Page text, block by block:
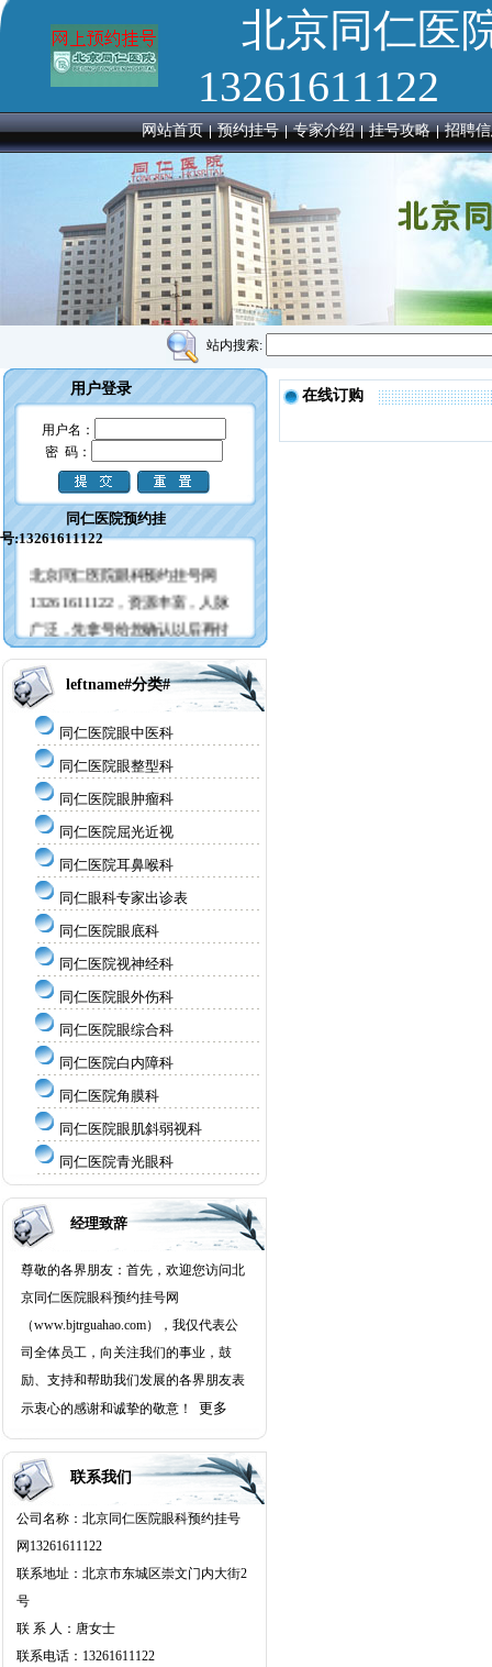
北京同仁医
13261611122
网站首页 预约挂号 专家介绍 挂号攻略 招聘
站内搜索:
用户登录
用户名：
密 码：
同仁医院预约挂
号:13261611122
北京同仁医院眼科预约挂号网
13261611122，资源丰富，人脉
广泛，先拿号给您确认以后再付
服务费， 所以请您对我们百分百
的放心!leftname#分类#
同仁医院眼中医科
同仁医院眼整型科
同仁医院眼肿瘤科
同仁医院屈光近视
同仁医院耳鼻喉科
同仁眼科专家出诊表
同仁医院眼底科
同仁医院视神经科
同仁医院眼外伤科
同仁医院眼综合科
同仁医院白内障科
同仁医院角膜科
同仁医院眼肌斜弱视科
同仁医院青光眼科
经理致辞
尊敬的各界朋友：首先，欢迎您访问北
京同仁医院眼科预约挂号网
（www.bjtrguahao.com），我仅代表公
司全体员工，向关注我们的事业，鼓
励、支持和帮助我们发展的各界朋友表
示衷心的感谢和诚挚的敬意！
更多
联系我们
公司名称：北京同仁医院眼科预约挂号
网13261611122
联系地址：北京市东城区崇文门内大街2
号
联 系 人：唐女士
联系电话：13261611122
在线订购